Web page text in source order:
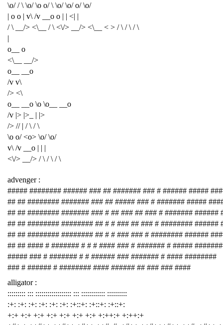
\o/ / \ \o/ \o o/ \ \o/ \o/ o/ \o/
| o o | v\ /v __o o | | <| |
/ \ __/> <\__ / \ <\/> __/> <\__ < > / \ / \ / \
|
o__ o
<\__ __/>
o__ __o
/v v\
/> <\
o__ __o \o \o__ __o
/v |> |>_ | |>
/> // | / \ / \
\o o/ <o> \o/ \o/
v\ /v __o | | |
<\/> __/> / \ / \ / \
advenger :
##### ######## ###### ### ## ####### ### # ###### #####
## ## ######## ####### ### ## ##### ### # ####### #####
## ## ######## ####### ### # ## ### ## ### # ####### ######
## ## ######## ######## ## # # ### ## ### # ######## ######
## ## ######## ######## ## # # ### ### # ######## ######
## ## #### # ####### # # # #### ### # ####### # #####
##### ### # ####### # # ###### ### ####### # #### ########
### # ###### # ######## #### ###### ## ### ### ####
alligator :
::::::::: ::: :::::::::::::::::: ::: :::::::::::: ::::::::::
:+: :+: :+: :+: :+: :+: :+::+: :+::+: :+::+:
+:+ +:+ +:+ +:+ +:+ +:+ +:+ +:++:+ +:++:+